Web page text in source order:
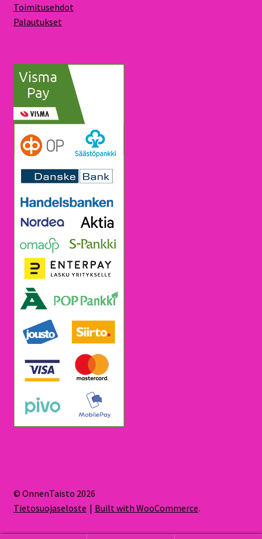
Toimitusehdot
Palautukset
© OnnenTaisto 2026
Tietosuojaseloste
Built with WooCommerce.